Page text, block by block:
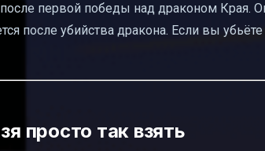
первой победы над драконом Края.
после убийства дракона. Если вы
просто так взять